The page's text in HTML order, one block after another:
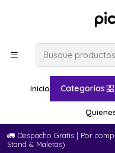
Inicio Categorías
🚛​ Despacho Gratis | Por
Stand & Maletas)